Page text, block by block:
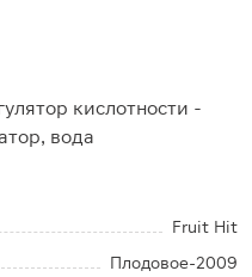
кислотности -
вода
Fruit Hit
Плодовое-2009